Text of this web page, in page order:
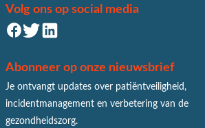
Volg ons op social media
Abonneer op onze nieuwsbrief
Je ontvangt updates over patiëntveiligheid,
incidentmanagement en verbetering van de
gezondheidszorg.